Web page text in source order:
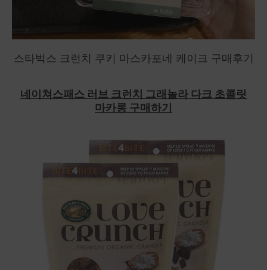
스타벅스 크런치 쿠키 마스카포네 케이크 구매후기
네이쳐스패스 러브 크런치 그래놀라 다크 초콜릿
마카롱 구매하기